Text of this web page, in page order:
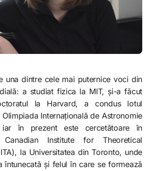
una dintre cele mai puternice voci din
a studiat fizica la MIT, și-a făcut
la Harvard, a condus lotul
Internațională de Astronomie
în prezent este cercetătoare în
Institute for Theoretical
la Universitatea din Toronto, unde
întunecată și felul în care se formează